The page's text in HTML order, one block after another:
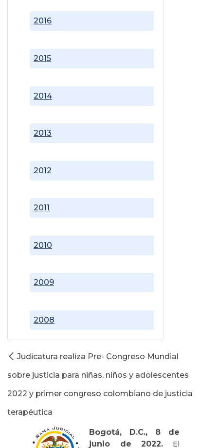
2008
2009
2010
2011
2012
2013
2014
2015
2016
Judicatura realiza Pre- Congreso Mundial
sobre justicia para niñas, niños y adolescentes
2022 y primer congreso colombiano de justicia
terapéutica
Bogotá, D.C., 8 de
junio de 2022. El